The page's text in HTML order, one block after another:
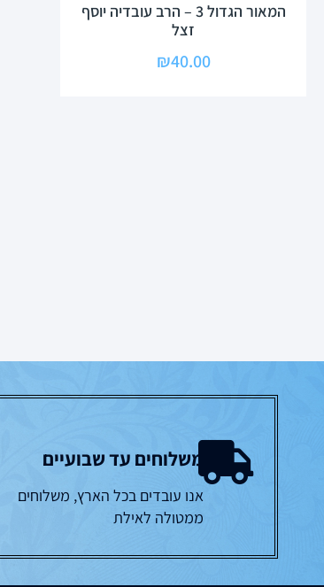
המאור הגדול 3 – הרב עובדיה יוסף
זצל
₪40.00
משלוחים עד שבועיים
אנו עובדים בכל הארץ, משלוחים
ממטולה לאילת